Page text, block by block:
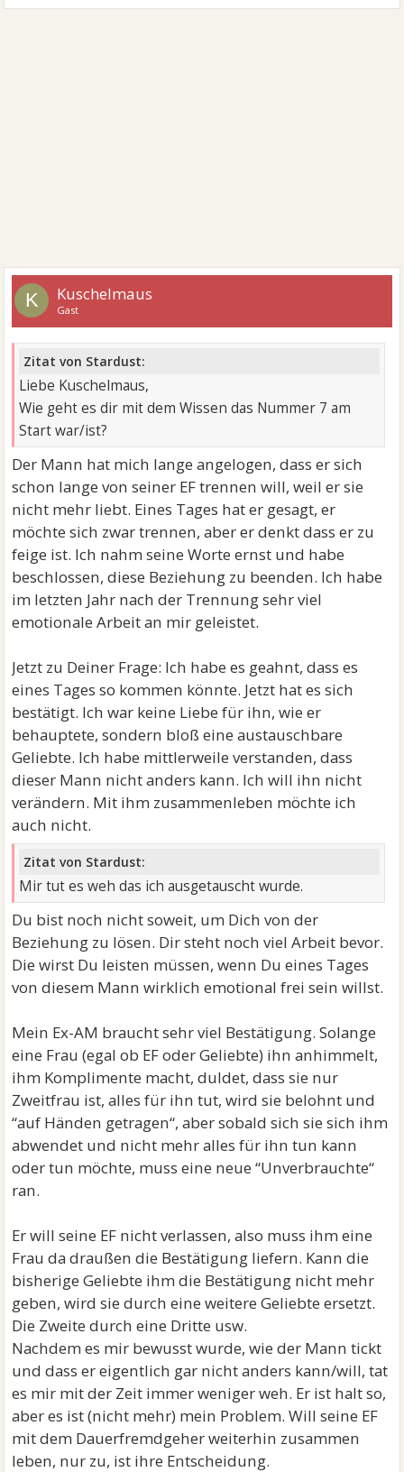
K Kuschelmaus
Gast
Zitat von Stardust:
Liebe Kuschelmaus,
Wie geht es dir mit dem Wissen das Nummer 7 am
Start war/ist?
Der Mann hat mich lange angelogen, dass er sich
schon lange von seiner EF trennen will, weil er sie
nicht mehr liebt. Eines Tages hat er gesagt, er
möchte sich zwar trennen, aber er denkt dass er zu
feige ist. Ich nahm seine Worte ernst und habe
beschlossen, diese Beziehung zu beenden. Ich habe
im letzten Jahr nach der Trennung sehr viel
emotionale Arbeit an mir geleistet.
Jetzt zu Deiner Frage: Ich habe es geahnt, dass es
eines Tages so kommen könnte. Jetzt hat es sich
bestätigt. Ich war keine Liebe für ihn, wie er
behauptete, sondern bloß eine austauschbare
Geliebte. Ich habe mittlerweile verstanden, dass
dieser Mann nicht anders kann. Ich will ihn nicht
verändern. Mit ihm zusammenleben möchte ich
auch nicht.
Zitat von Stardust:
Mir tut es weh das ich ausgetauscht wurde.
Du bist noch nicht soweit, um Dich von der
Beziehung zu lösen. Dir steht noch viel Arbeit bevor.
Die wirst Du leisten müssen, wenn Du eines Tages
von diesem Mann wirklich emotional frei sein willst.
Mein Ex-AM braucht sehr viel Bestätigung. Solange
eine Frau (egal ob EF oder Geliebte) ihn anhimmelt,
ihm Komplimente macht, duldet, dass sie nur
Zweitfrau ist, alles für ihn tut, wird sie belohnt und
“auf Händen getragen“, aber sobald sich sie sich ihm
abwendet und nicht mehr alles für ihn tun kann
oder tun möchte, muss eine neue “Unverbrauchte“
ran.
Er will seine EF nicht verlassen, also muss ihm eine
Frau da draußen die Bestätigung liefern. Kann die
bisherige Geliebte ihm die Bestätigung nicht mehr
geben, wird sie durch eine weitere Geliebte ersetzt.
Die Zweite durch eine Dritte usw.
Nachdem es mir bewusst wurde, wie der Mann tickt
und dass er eigentlich gar nicht anders kann/will, tat
es mir mit der Zeit immer weniger weh. Er ist halt so,
aber es ist (nicht mehr) mein Problem. Will seine EF
mit dem Dauerfremdgeher weiterhin zusammen
leben, nur zu, ist ihre Entscheidung.